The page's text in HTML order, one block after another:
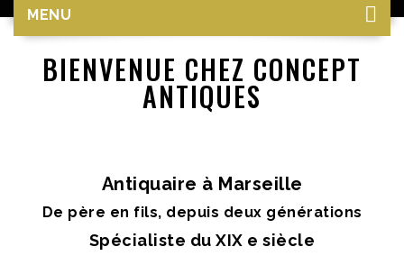
MENU
BIENVENUE CHEZ CONCEPT
ANTIQUES
Antiquaire à Marseille
De père en fils, depuis deux générations
Spécialiste du XIX e siècle